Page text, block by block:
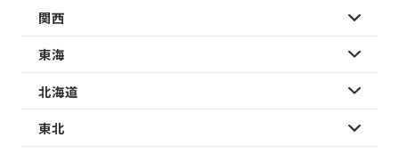
関西
東海
北海道
東北